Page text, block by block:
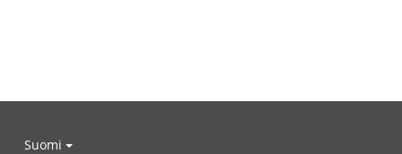
Suomi